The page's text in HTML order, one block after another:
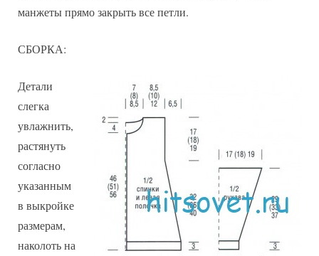
манжеты прямо закрыть все петли.
СБОРКА:
Детали
слегка
увлажнить,
растянуть
согласно
указанным
в выкройке
размерам,
наколоть на